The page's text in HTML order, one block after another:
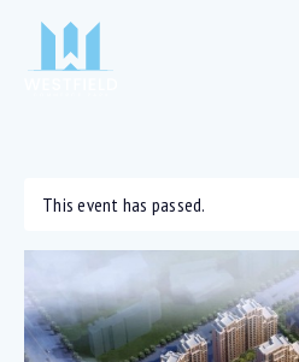
This event has passed.